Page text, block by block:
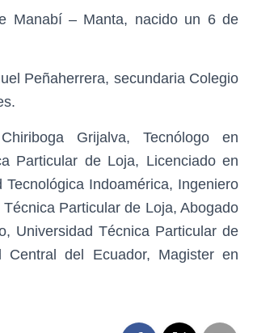
Manabí – Manta, nacido un 6 de
Peñaherrera, secundaria Colegio
Grijalva, Tecnólogo en
Particular de Loja, Licenciado en
Indoamérica, Ingeniero
Particular de Loja, Abogado
Universidad Técnica Particular de
Central del Ecuador, Magister en